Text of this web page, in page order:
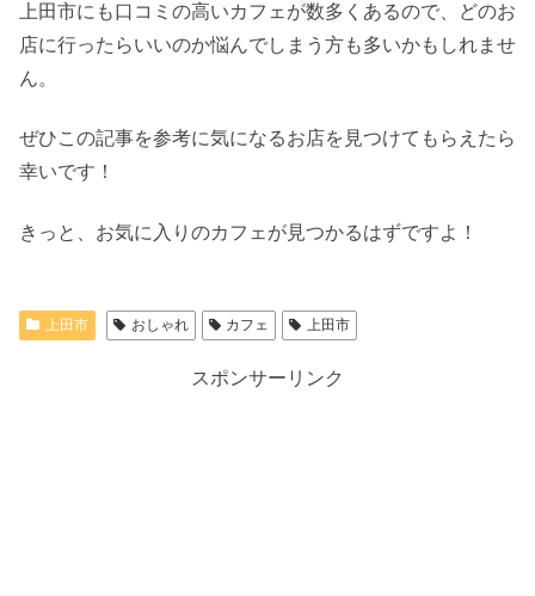
上田市にも口コミの高いカフェが数多くあるので、どのお
店に行ったらいいのか悩んでしまう方も多いかもしれませ
ん。
ぜひこの記事を参考に気になるお店を見つけてもらえたら
幸いです！
きっと、お気に入りのカフェが見つかるはずですよ！
上田市 おしゃれ カフェ 上田市
スポンサーリンク